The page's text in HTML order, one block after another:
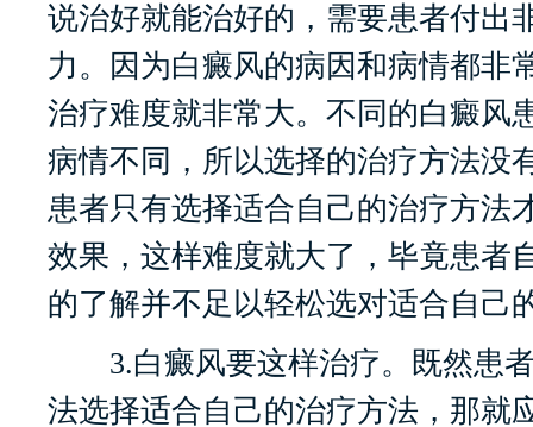
说治好就能治好的，需要患者付出
力。因为白癜风的病因和病情都非
治疗难度就非常大。不同的白癜风
病情不同，所以选择的治疗方法没
患者只有选择适合自己的治疗方法
效果，这样难度就大了，毕竟患者
的了解并不足以轻松选对适合自己
3.白癜风要这样治疗。既然患
法选择适合自己的治疗方法，那就